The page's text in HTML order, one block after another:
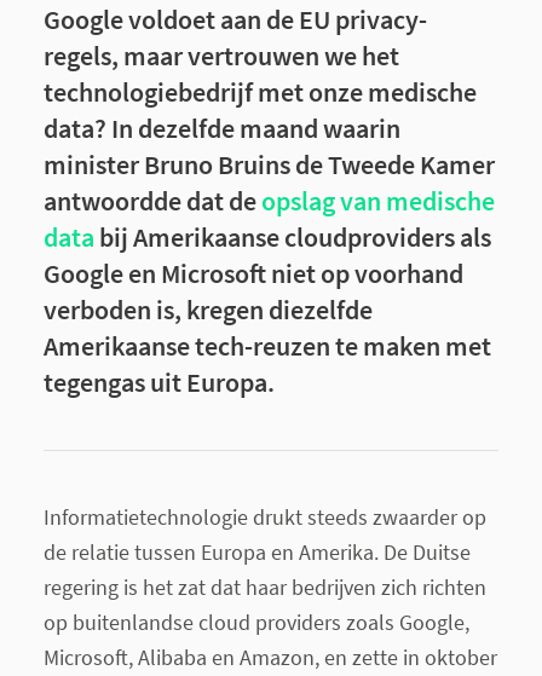
Google voldoet aan de EU privacy-
regels, maar vertrouwen we het
technologiebedrijf met onze medische
data? In dezelfde maand waarin
minister Bruno Bruins de Tweede Kamer
antwoordde dat deopslag van medische
data bij Amerikaanse cloudproviders als
Google en Microsoft niet op voorhand
verboden is, kregen diezelfde
Amerikaanse tech-reuzen te maken met
tegengas uit Europa.
Informatietechnologie drukt steeds zwaarder op
de relatie tussen Europa en Amerika. De Duitse
regering is het zat dat haar bedrijven zich richten
op buitenlandse cloud providers zoals Google,
Microsoft, Alibaba en Amazon, en zette in oktober